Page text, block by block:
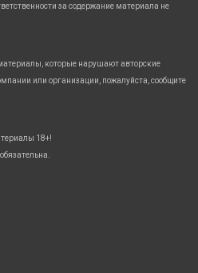
за содержание материала не
которые нарушают авторские
или организации, пожалуйста, сообщите
18+!